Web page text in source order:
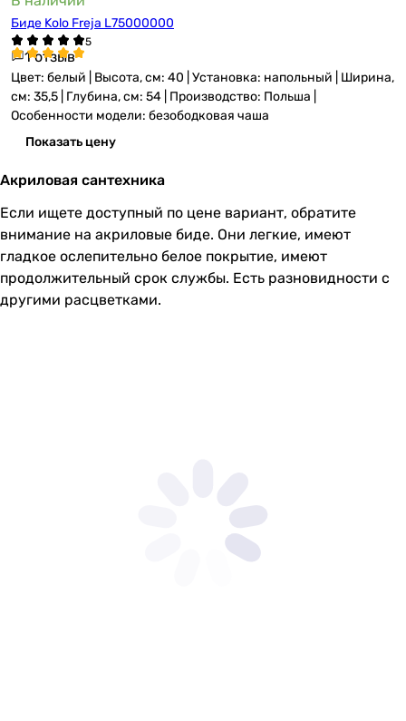
Биде Kolo Freja L75000000
1 отзыв
Цвет: белый | Высота, см: 40 | Установка: напольный | Ширина,
см: 35,5 | Глубина, см: 54 | Производство: Польша |
Особенности модели: безободковая чаша
Показать цену
Акриловая сантехника
Если ищете доступный по цене вариант, обратите
внимание на акриловые биде. Они легкие, имеют
гладкое ослепительно белое покрытие, имеют
продолжительный срок службы. Есть разновидности с
другими расцветками.